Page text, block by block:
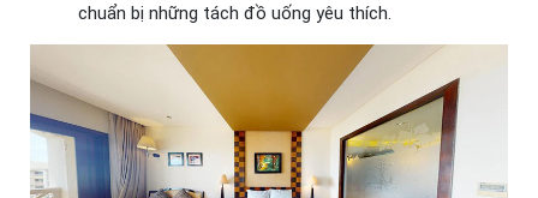
chuẩn bị những tách đồ uống yêu thích.